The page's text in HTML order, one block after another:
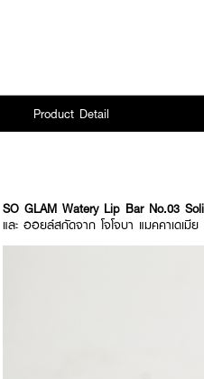
Product Detail
SO GLAM Watery Lip Bar No.03
และ ออยล์สกัดจาก โจโจบา แมคคาเดเมี